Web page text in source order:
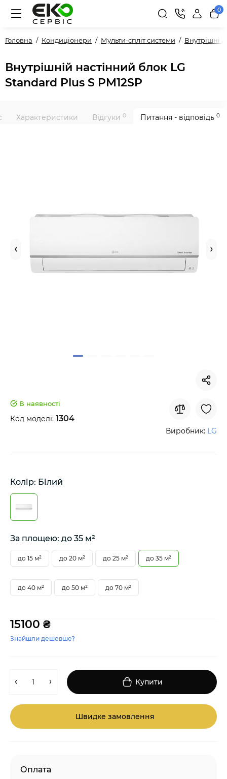
0
Головна Кондиціонери Мульти-спліт системи Внутрішні
Внутрішній настінний блок LG
Standard Plus S PM12SP
Характеристики Відгуки 0 Питання - відповідь 0
В наявності
Код моделі: 1304
Виробник: LG
Колір: Білий
За площею: до 35 м²
до 15 м² до 20 м² до 25 м² до 35 м²
до 40 м² до 50 м² до 70 м²
15100 ₴
Знайшли дешевше?
Купити
Швидке замовлення
Оплата